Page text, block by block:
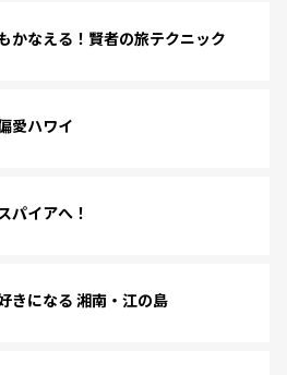
かなえる！賢者の旅テクニック
愛ハワイ
パイアへ！
きになる 湘南・江の島